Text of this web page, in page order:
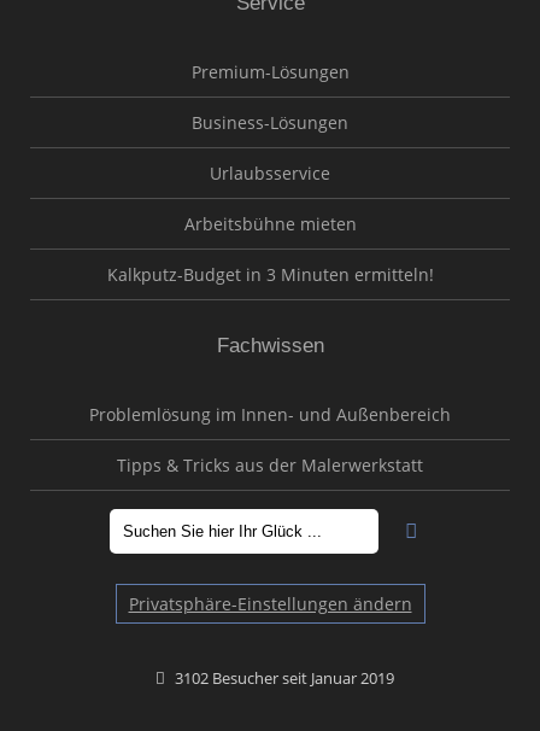
Premium-Lösungen
Business-Lösungen
Urlaubsservice
Arbeitsbühne mieten
Kalkputz-Budget in 3 Minuten ermitteln!
Fachwissen
Problemlösung im Innen- und Außenbereich
Tipps & Tricks aus der Malerwerkstatt
Privatsphäre-Einstellungen ändern
3102 Besucher seit Januar 2019